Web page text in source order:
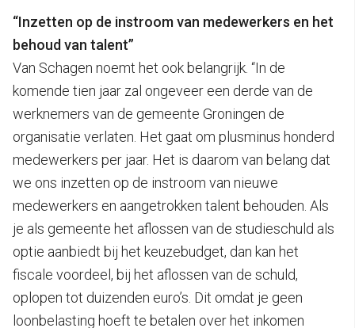
“Inzetten op de instroom van medewerkers en het
behoud van talent”
Van Schagen noemt het ook belangrijk. “In de
komende tien jaar zal ongeveer een derde van de
werknemers van de gemeente Groningen de
organisatie verlaten. Het gaat om plusminus honderd
medewerkers per jaar. Het is daarom van belang dat
we ons inzetten op de instroom van nieuwe
medewerkers en aangetrokken talent behouden. Als
je als gemeente het aflossen van de studieschuld als
optie aanbiedt bij het keuzebudget, dan kan het
fiscale voordeel, bij het aflossen van de schuld,
oplopen tot duizenden euro’s. Dit omdat je geen
loonbelasting hoeft te betalen over het inkomen